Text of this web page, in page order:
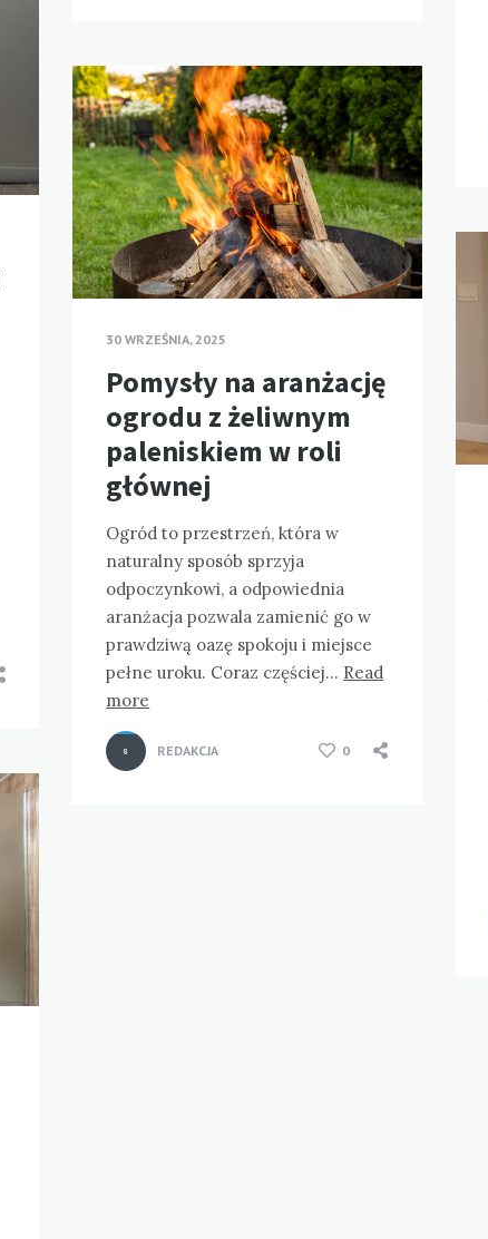
30 WRZEŚNIA, 2025
Pomysły na aranżację
ogrodu z żeliwnym
paleniskiem w roli
głównej
Ogród to przestrzeń, która w
naturalny sposób sprzyja
odpoczynkowi, a odpowiednia
aranżacja pozwala zamienić go w
prawdziwą oazę spokoju i miejsce
pełne uroku. Coraz częściej… Read
more
REDAKCJA 0